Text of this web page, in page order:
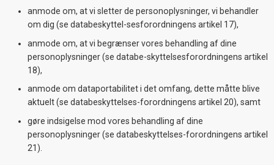
anmode om, at vi sletter de personoplysninger, vi behandler
om dig (se databeskyttel-sesforordningens artikel 17),
anmode om, at vi begrænser vores behandling af dine
personoplysninger (se databe-skyttelsesforordningens artikel
18),
anmode om dataportabilitet i det omfang, dette måtte blive
aktuelt (se databeskyttelses-forordningens artikel 20), samt
gøre indsigelse mod vores behandling af dine
personoplysninger (se databeskyttelses-forordningens artikel
21).